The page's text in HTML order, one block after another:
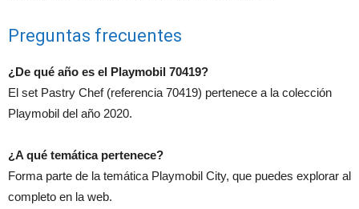
Preguntas frecuentes
¿De qué año es el Playmobil 70419?
El set Pastry Chef (referencia 70419) pertenece a la colección
Playmobil del año 2020.
¿A qué temática pertenece?
Forma parte de la temática Playmobil City, que puedes explorar al
completo en la web.